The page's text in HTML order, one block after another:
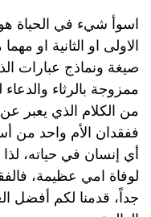
اسوأ شيء في الحياة
الاولى او الثانية او
صيغة ونماذج عبارات
ممزوجة بالرثاء والدعاء
من الكلام الذي يعبر
ففقدان الأم واحد من
أي إنسان في حياته، لذا
لوفاة امي عظيمة،
جداً، قدمنا لكم أفضل